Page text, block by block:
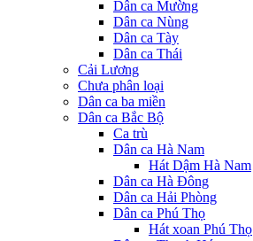
Dân ca Mường
Dân ca Nùng
Dân ca Tày
Dân ca Thái
Cải Lương
Chưa phân loại
Dân ca ba miền
Dân ca Bắc Bộ
Ca trù
Dân ca Hà Nam
Hát Dậm Hà Nam
Dân ca Hà Đông
Dân ca Hải Phòng
Dân ca Phú Thọ
Hát xoan Phú Thọ